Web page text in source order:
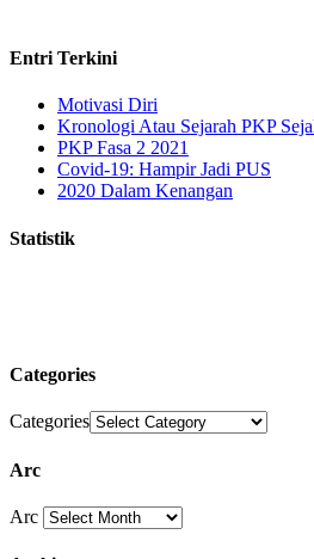
Entri Terkini
Motivasi Diri
Kronologi Atau Sejarah PKP
PKP Fasa 2 2021
Covid-19: Hampir Jadi PUS
2020 Dalam Kenangan
Statistik
Categories
Categories
Arc
Arc